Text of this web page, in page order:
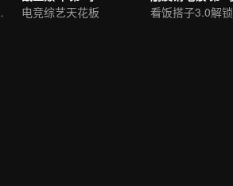
重生
电竞综艺天花板